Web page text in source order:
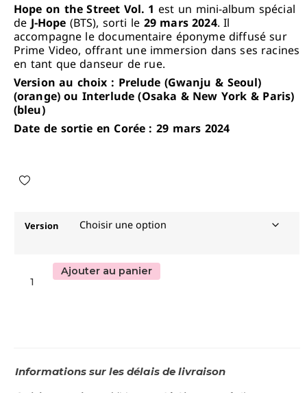
Hope on the Street Vol. 1 est un mini-album spécial
de J-Hope (BTS), sorti le 29 mars 2024. Il
accompagne le documentaire éponyme diffusé sur
Prime Video, offrant une immersion dans ses racines
en tant que danseur de rue.
Version au choix : Prelude (Gwanju & Seoul)
(orange) ou Interlude (Osaka & New York & Paris)
(bleu)
Date de sortie en Corée : 29 mars 2024
Version
Ajouter au panier
Informations sur les délais de livraison